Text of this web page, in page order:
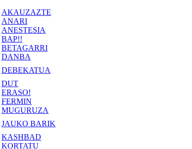
AKAUZAZTE
ANARI
ANESTESIA
BAP!!
BETAGARRI
DANBA
DEBEKATUA
DUT
ERASO!
FERMIN
MUGURUZA
JAUKO BARIK
KASHBAD
KORTATU